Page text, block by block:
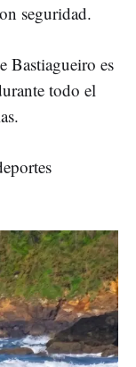
seguridad.
Bastiagueiro es
todo el